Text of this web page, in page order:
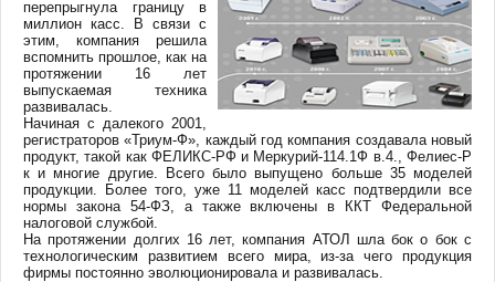
перепрыгнула границу в
миллион касс. В связи с
этим, компания решила
вспомнить прошлое, как на
протяжении 16 лет
выпускаемая техника
развивалась.
Начиная с далекого 2001,
регистраторов «Триум-Ф», каждый год компания создавала новый
продукт, такой как ФЕЛИКС-РФ и Меркурий-114.1Ф в.4., Фелиес-Р
к и многие другие. Всего было выпущено больше 35 моделей
продукции. Более того, уже 11 моделей касс подтвердили все
нормы закона 54-ФЗ, а также включены в ККТ Федеральной
налоговой службой.
На протяжении долгих 16 лет, компания АТОЛ шла бок о бок с
технологическим развитием всего мира, из-за чего продукция
фирмы постоянно эволюционировала и развивалась.